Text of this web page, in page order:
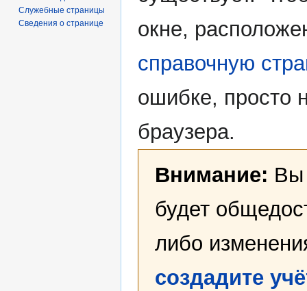
окне,
справочную
ошибке, просто
браузера.
Внимание: Вы
будет
либо
создадите
Служебные страницы
Сведения о странице